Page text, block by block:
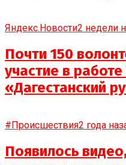
Яндекс.Новости2 недели
Почти 150
участие в работе
«Дагестанский
#Происшествия2 года
Появилось